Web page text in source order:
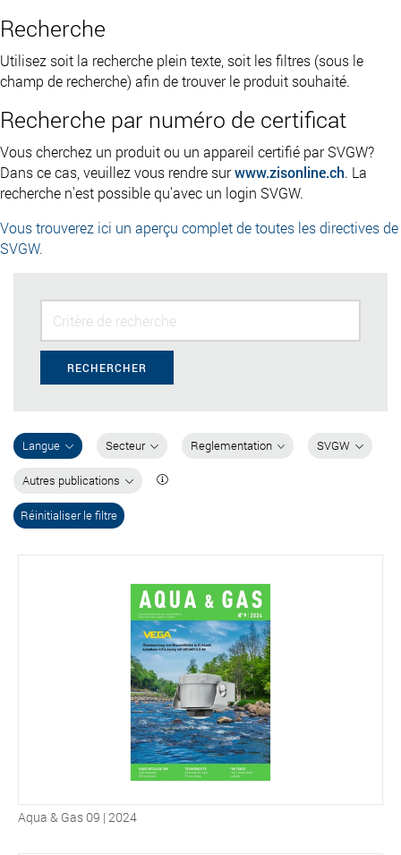
Recherche
Utilisez soit la recherche plein texte, soit les filtres (sous le
champ de recherche) afin de trouver le produit souhaité.
Recherche par numéro de certificat
Vous cherchez un produit ou un appareil certifié par SVGW?
Dans ce cas, veuillez vous rendre surwww.zisonline.ch. La
recherche n'est possible qu'avec un login SVGW.
Vous trouverez ici un aperçu complet de toutes les directives de
SVGW.
RECHERCHER
Langue Secteur Reglementation SVGW
Autres publications
Réinitialiser le filtre
Aqua & Gas 09 | 2024